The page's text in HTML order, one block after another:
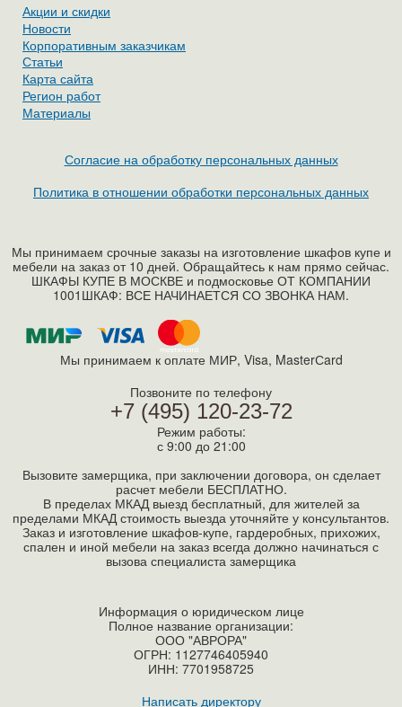
Акции и скидки
Новости
Корпоративным заказчикам
Статьи
Карта сайта
Регион работ
Материалы
Согласие на обработку персональных данных
Политика в отношении обработки персональных данных
Мы принимаем срочные заказы на изготовление шкафов купе и
мебели на заказ от 10 дней. Обращайтесь к нам прямо сейчас.
ШКАФЫ КУПЕ В МОСКВЕ и подмосковье ОТ КОМПАНИИ
1001ШКАФ: ВСЕ НАЧИНАЕТСЯ СО ЗВОНКА НАМ.
Мы принимаем к оплате МИР, Visa, MasterСard
Позвоните по телефону
+7 (495) 120-23-72
Режим работы:
с 9:00 до 21:00
Вызовите замерщика, при заключении договора, он сделает
расчет мебели БЕСПЛАТНО.
В пределах МКАД выезд бесплатный, для жителей за
пределами МКАД стоимость выезда уточняйте у консультантов.
Заказ и изготовление шкафов-купе, гардеробных, прихожих,
спален и иной мебели на заказ всегда должно начинаться с
вызова специалиста замерщика
Информация о юридическом лице
Полное название организации:
ООО "АВРОРА"
ОГРН: 1127746405940
ИНН: 7701958725
Написать директору